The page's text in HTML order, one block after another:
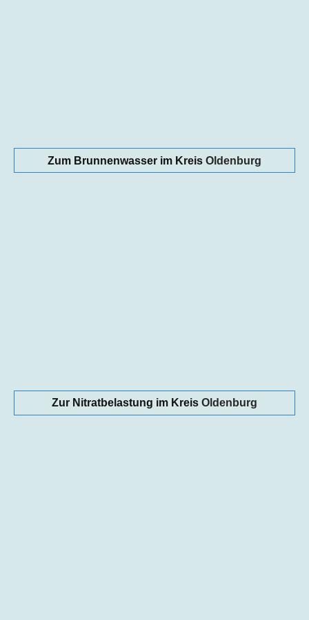
Zum Brunnenwasser im Kreis Oldenburg
Zur Nitratbelastung im Kreis Oldenburg